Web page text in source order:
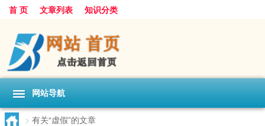
首 页 文章列表 知识分类
网站导航
> 有关“虚假”的文章